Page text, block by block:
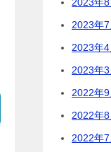
2023年7
2023年4
2023年3
2022年9
2022年8
2022年7